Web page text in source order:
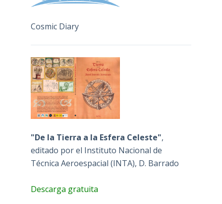
Cosmic Diary
"De la Tierra a la Esfera Celeste",
editado por el Instituto Nacional de
Técnica Aeroespacial (INTA), D. Barrado
Descarga gratuita